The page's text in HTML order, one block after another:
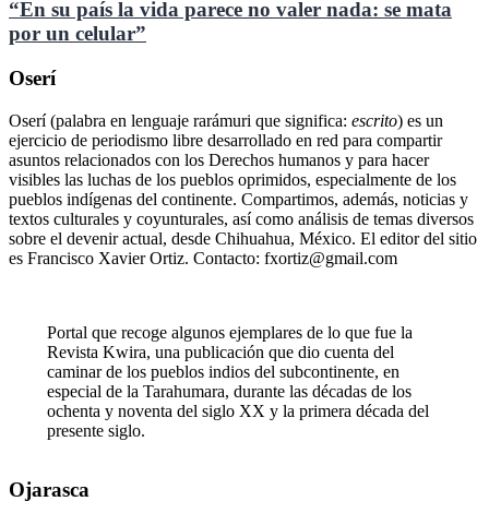
“En su país la vida parece no valer nada: se mata
por un celular”
Oserí
Oserí (palabra en lenguaje rarámuri que significa: escrito) es un
ejercicio de periodismo libre desarrollado en red para compartir
asuntos relacionados con los Derechos humanos y para hacer
visibles las luchas de los pueblos oprimidos, especialmente de los
pueblos indígenas del continente. Compartimos, además, noticias y
textos culturales y coyunturales, así como análisis de temas diversos
sobre el devenir actual, desde Chihuahua, México. El editor del sitio
es Francisco Xavier Ortiz. Contacto: fxortiz@gmail.com
Portal que recoge algunos ejemplares de lo que fue la
Revista Kwira, una publicación que dio cuenta del
caminar de los pueblos indios del subcontinente, en
especial de la Tarahumara, durante las décadas de los
ochenta y noventa del siglo XX y la primera década del
presente siglo.
Ojarasca